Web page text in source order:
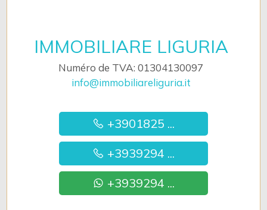
IMMOBILIARE LIGURIA
Numéro de TVA: 01304130097
info@immobiliareliguria.it
+3901825 ...
+3939294 ...
+3939294 ...